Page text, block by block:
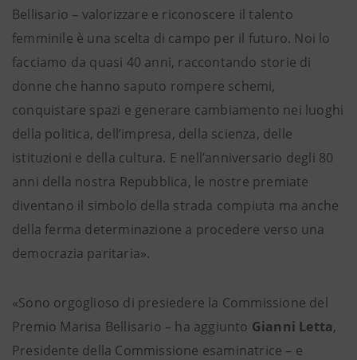
Bellisario – valorizzare e riconoscere il talento
femminile è una scelta di campo per il futuro. Noi lo
facciamo da quasi 40 anni, raccontando storie di
donne che hanno saputo rompere schemi,
conquistare spazi e generare cambiamento nei luoghi
della politica, dell’impresa, della scienza, delle
istituzioni e della cultura. E nell’anniversario degli 80
anni della nostra Repubblica, le nostre premiate
diventano il simbolo della strada compiuta ma anche
della ferma determinazione a procedere verso una
democrazia paritaria».
«Sono orgoglioso di presiedere la Commissione del
Premio Marisa Bellisario – ha aggiunto Gianni Letta,
Presidente della Commissione esaminatrice – e